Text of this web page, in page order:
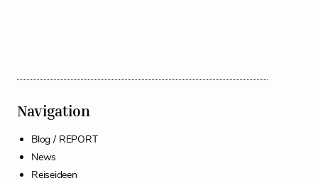
Navigation
Blog / REPORT
News
Reiseideen